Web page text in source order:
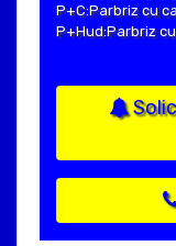
P+C:Parbriz cu
P+Hud:Parbriz